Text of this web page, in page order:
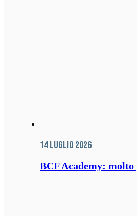
14 Luglio 2026
BCF Academy: